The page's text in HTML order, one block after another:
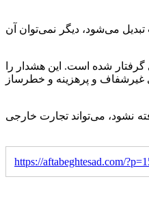
می‌شود، دیگر نمی‌توان آن
شده است. این هشدار را
غیرشفاف و پرهزینه و خطرساز
نشود، می‌تواند تجارت خارجی
https://aftabeghtesad.com/